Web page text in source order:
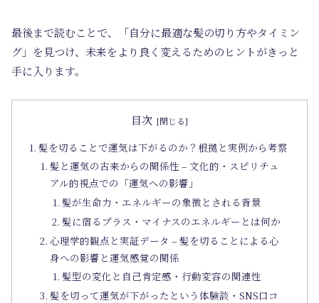
最後まで読むことで、「自分に最適な髪の切り方やタイミン
グ」を見つけ、未来をより良く変えるためのヒントがきっと
手に入ります。
目次
髪を切ることで運気は下がるのか？根拠と実例から考察
髪と運気の古来からの関係性 – 文化的・スピリチュ
アル的視点での「運気への影響」
髪が生命力・エネルギーの象徴とされる背景
髪に宿るプラス・マイナスのエネルギーとは何か
心理学的観点と実証データ – 髪を切ることによる心
身への影響と運気感覚の関係
髪型の変化と自己肯定感・行動変容の関連性
髪を切って運気が下がったという体験談・SNS口コ